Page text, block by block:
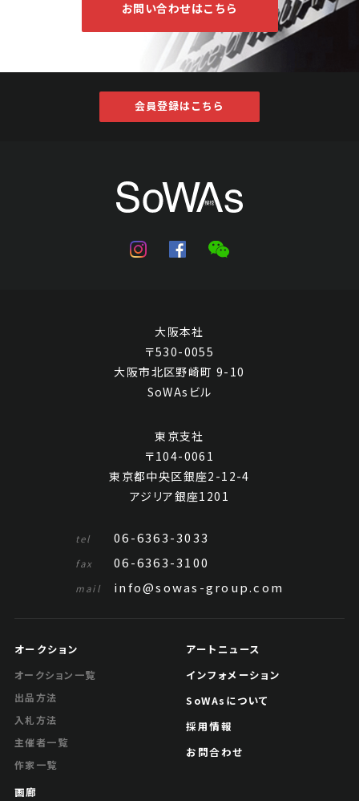
お問い合わせはこちら
会員登録はこちら
大阪本社
〒530-0055
大阪市北区野崎町 9-10
SoWAsビル
東京支社
〒104-0061
東京都中央区銀座2-12-4
アジリア銀座1201
tel 06-6363-3033
fax 06-6363-3100
mail info@sowas-group.com
オークション
オークション一覧
出品方法
入札方法
主催者一覧
作家一覧
画廊
アートニュース
インフォメーション
SoWAsについて
採用情報
お問合わせ